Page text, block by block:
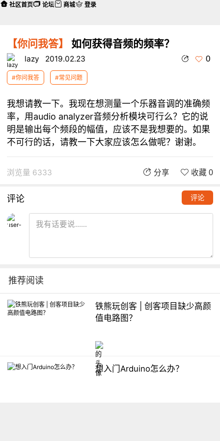
【你问我答】 如何获得音频的频率？
lazy 2019.02.23 0
#你问我答 #常见问题
我想请教一下。我现在想测量一个乐器音调的准确频
率，用audio analyzer音频分析模块可行么？它的说
明是输出每个频段的幅值，应该不是我想要的。如果
不可行的话，请教一下大家应该怎么做呢？谢谢。
浏览量 6333 分享 收藏 0
评论 评论
推荐阅读
铁熊玩创客 | 创客项目缺少高颜
值电路图？
想入门Arduino怎么办？
社区首页 论坛 商城 登录